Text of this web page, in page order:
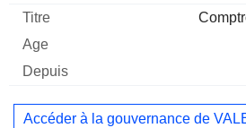
Accéder à la gouvernance de